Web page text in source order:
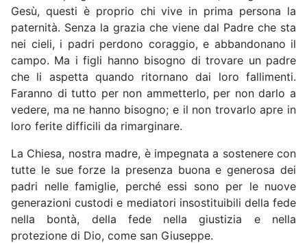
Gesù, questi è proprio chi vive in prima persona la
paternità. Senza la grazia che viene dal Padre che sta
nei cieli, i padri perdono coraggio, e abbandonano il
campo. Ma i figli hanno bisogno di trovare un padre
che li aspetta quando ritornano dai loro fallimenti.
Faranno di tutto per non ammetterlo, per non darlo a
vedere, ma ne hanno bisogno; e il non trovarlo apre in
loro ferite difficili da rimarginare.
La Chiesa, nostra madre, è impegnata a sostenere con
tutte le sue forze la presenza buona e generosa dei
padri nelle famiglie, perché essi sono per le nuove
generazioni custodi e mediatori insostituibili della fede
nella bontà, della fede nella giustizia e nella
protezione di Dio, come san Giuseppe.